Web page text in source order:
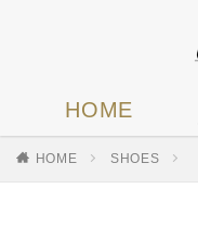
HOME
HOME SHOES